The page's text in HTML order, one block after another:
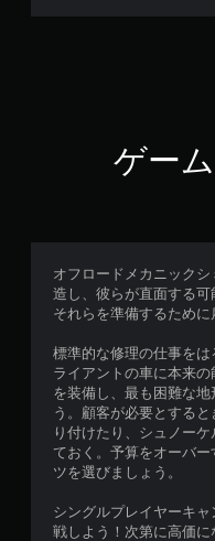
ゲー
オフロードメカニック
造し、彼らが直面する
それらを準備するために
標準的な修理の仕事を
ライアントの車に本来
を装備し、最も困難な
う。顧客が必要とする
り付けたり、シュノー
ておく。予算をオーバ
ツを選びましょう。
シングルプレイヤーキ
戦しよう！次第に高価